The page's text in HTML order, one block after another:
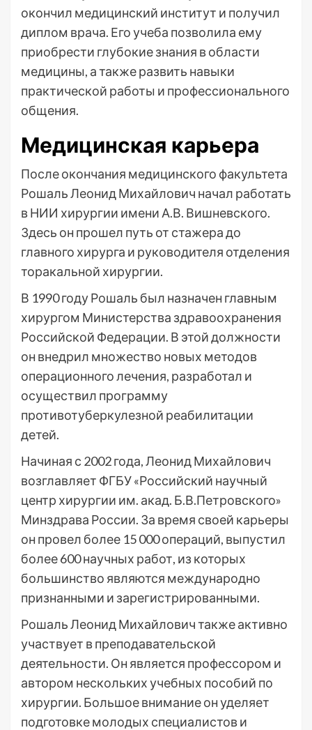
окончил медицинский институт и получил
диплом врача. Его учеба позволила ему
приобрести глубокие знания в области
медицины, а также развить навыки
практической работы и профессионального
общения.
Медицинская карьера
После окончания медицинского факультета
Рошаль Леонид Михайлович начал работать
в НИИ хирургии имени А.В. Вишневского.
Здесь он прошел путь от стажера до
главного хирурга и руководителя отделения
торакальной хирургии.
В 1990 году Рошаль был назначен главным
хирургом Министерства здравоохранения
Российской Федерации. В этой должности
он внедрил множество новых методов
операционного лечения, разработал и
осуществил программу
противотуберкулезной реабилитации
детей.
Начиная с 2002 года, Леонид Михайлович
возглавляет ФГБУ «Российский научный
центр хирургии им. акад. Б.В.Петровского»
Минздрава России. За время своей карьеры
он провел более 15 000 операций, выпустил
более 600 научных работ, из которых
большинство являются международно
признанными и зарегистрированными.
Рошаль Леонид Михайлович также активно
участвует в преподавательской
деятельности. Он является профессором и
автором нескольких учебных пособий по
хирургии. Большое внимание он уделяет
подготовке молодых специалистов и